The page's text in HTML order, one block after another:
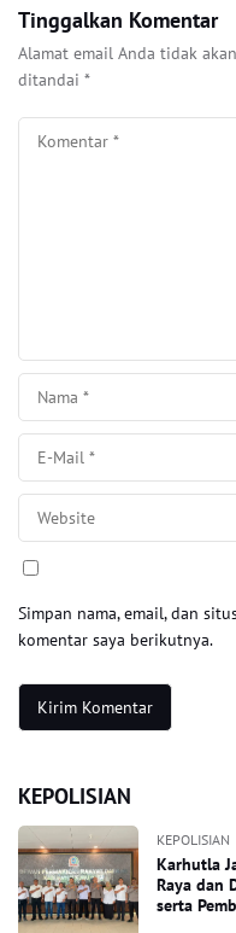
Tinggalkan Komentar
Alamat email Anda tidak
ditandai *
Simpan nama, email, dan
komentar saya berikutnya.
KEPOLISIAN
KEPOLISIAN
Karhutla
Raya dan
serta